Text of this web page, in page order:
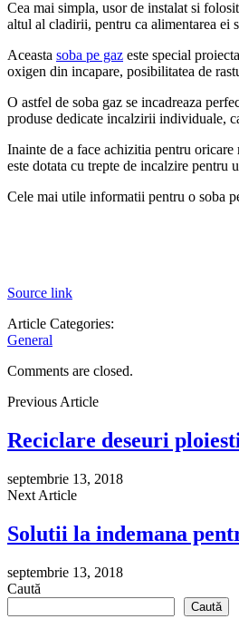
Cea mai simpla, usor de instalat si
altul al cladirii, pentru ca alimentarea ei
Aceasta soba pe gaz este special
oxigen din incapare, posibilitatea de
O astfel de soba gaz se incadreaza
produse dedicate incalzirii individuale,
Inainte de a face achizitia pentru
este dotata cu trepte de incalzire pentru
Cele mai utile informatii pentru o soba
Source link
Article Categories:
General
Comments are closed.
Previous Article
Reciclare deseuri
septembrie 13, 2018
Next Article
Solutii la indemana
septembrie 13, 2018
Caută
Caută